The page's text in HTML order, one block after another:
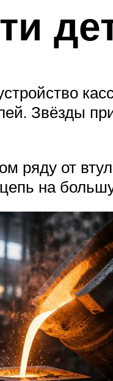
Звёзды
ряду от
на